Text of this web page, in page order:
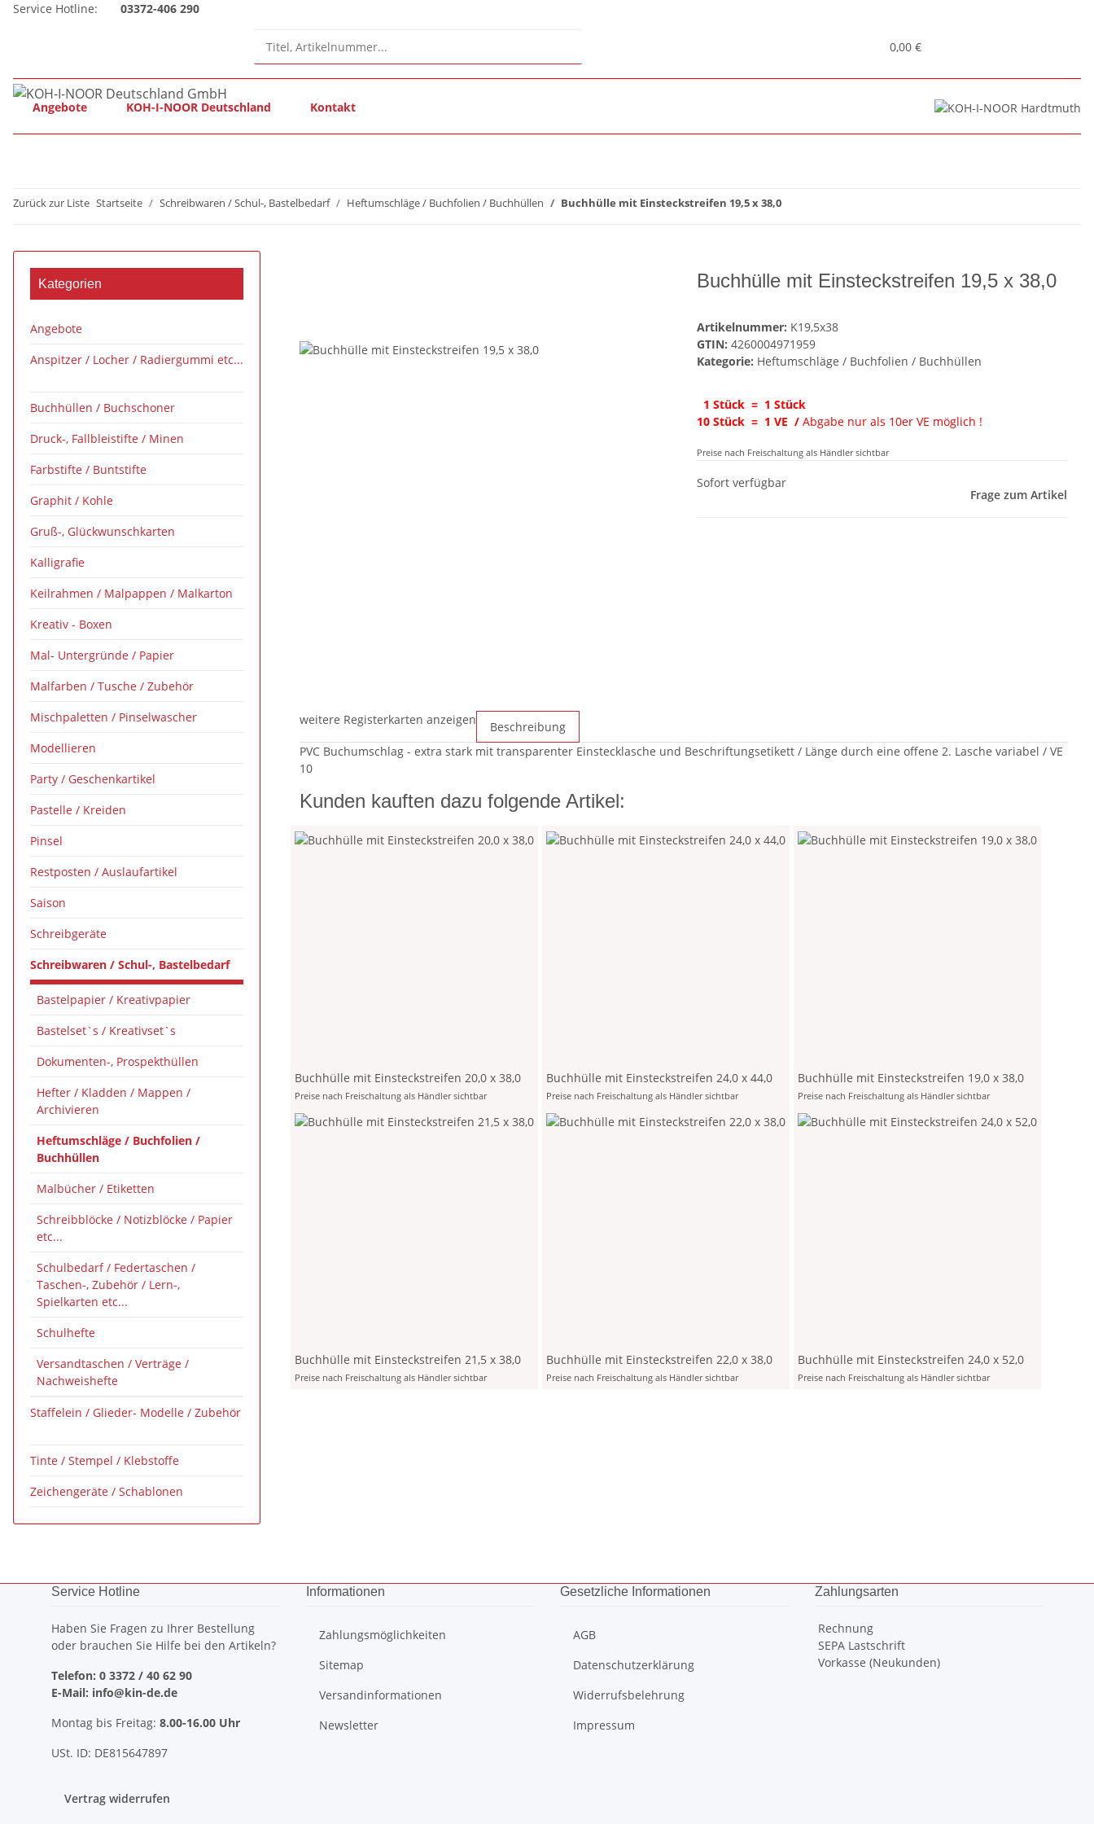
Service Hotline: 03372-406 290
0,00 €
Angebote KOH-I-NOOR Deutschland Kontakt
Zurück zur Liste Startseite Schreibwaren / Schul-, Bastelbedarf Heftumschläge / Buchfolien / Buchhüllen Buchhülle mit Einsteckstreifen 19,5 x 38,0
Buchhülle mit Einsteckstreifen 19,5 x 38,0
Artikelnummer: K19,5x38
GTIN: 4260004971959
Kategorie: Heftumschläge / Buchfolien / Buchhüllen
1 Stück = 1 Stück
10 Stück = 1 VE / Abgabe nur als 10er VE möglich !
Preise nach Freischaltung als Händler sichtbar
Sofort verfügbar
Frage zum Artikel
weitere Registerkarten anzeigen
Beschreibung
PVC Buchumschlag - extra stark mit transparenter Einstecklasche und Beschriftungsetikett / Länge durch eine offene 2. Lasche variabel / VE
10
Kunden kauften dazu folgende Artikel:
Buchhülle mit Einsteckstreifen 20,0 x 38,0
Preise nach Freischaltung als Händler sichtbar
Buchhülle mit Einsteckstreifen 24,0 x 44,0
Preise nach Freischaltung als Händler sichtbar
Buchhülle mit Einsteckstreifen 19,0 x 38,0
Preise nach Freischaltung als Händler sichtbar
Buchhülle mit Einsteckstreifen 21,5 x 38,0
Preise nach Freischaltung als Händler sichtbar
Buchhülle mit Einsteckstreifen 22,0 x 38,0
Preise nach Freischaltung als Händler sichtbar
Buchhülle mit Einsteckstreifen 24,0 x 52,0
Preise nach Freischaltung als Händler sichtbar
Kategorien
Angebote
Anspitzer / Locher / Radiergummi etc...
Buchhüllen / Buchschoner
Druck-, Fallbleistifte / Minen
Farbstifte / Buntstifte
Graphit / Kohle
Gruß-, Glückwunschkarten
Kalligrafie
Keilrahmen / Malpappen / Malkarton
Kreativ - Boxen
Mal- Untergründe / Papier
Malfarben / Tusche / Zubehör
Mischpaletten / Pinselwascher
Modellieren
Party / Geschenkartikel
Pastelle / Kreiden
Pinsel
Restposten / Auslaufartikel
Saison
Schreibgeräte
Schreibwaren / Schul-, Bastelbedarf
Bastelpapier / Kreativpapier
Bastelset`s / Kreativset`s
Dokumenten-, Prospekthüllen
Hefter / Kladden / Mappen /
Archivieren
Heftumschläge / Buchfolien /
Buchhüllen
Malbücher / Etiketten
Schreibblöcke / Notizblöcke / Papier
etc...
Schulbedarf / Federtaschen /
Taschen-, Zubehör / Lern-,
Spielkarten etc...
Schulhefte
Versandtaschen / Verträge /
Nachweishefte
Staffelein / Glieder- Modelle / Zubehör
Tinte / Stempel / Klebstoffe
Zeichengeräte / Schablonen
Service Hotline
Haben Sie Fragen zu Ihrer Bestellung
oder brauchen Sie Hilfe bei den Artikeln?
Telefon: 0 3372 / 40 62 90
E-Mail: info@kin-de.de
Montag bis Freitag: 8.00-16.00 Uhr
USt. ID: DE815647897
Informationen
Zahlungsmöglichkeiten
Sitemap
Versandinformationen
Newsletter
Gesetzliche Informationen
AGB
Datenschutzerklärung
Widerrufsbelehrung
Impressum
Zahlungsarten
Rechnung
SEPA Lastschrift
Vorkasse (Neukunden)
Vertrag widerrufen